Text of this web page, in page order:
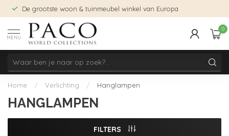
De grootste woon & tuinmeubel winkel van Europa
MENU
0
Home / Verlichting / Hanglampen
HANGLAMPEN
FILTERS